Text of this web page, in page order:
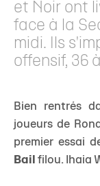
et Noir ont
face à la
midi. Ils
offensif, 36
Bien rentrés
joueurs de
premier essai
Bail filou. Ihaia